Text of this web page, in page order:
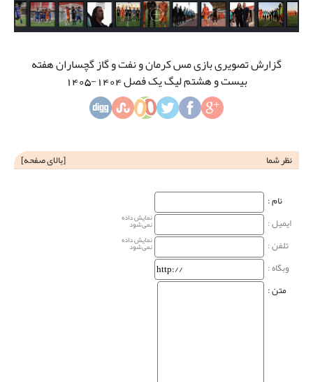
گزارش تصویری بازی مس کرمان و نفت و گاز گچساران هفته
بیست و هشتم لیگ یک فصل 1404-1405
نظر شما [بالای صفحه]
نام‌ :
ایمیل :
نمایش داده
نمی‌شود
تلفن : نمایش داده
نمی‌شود
وبگاه‌ :
متن :